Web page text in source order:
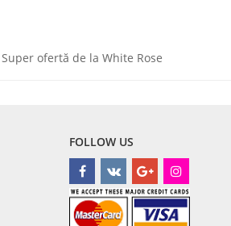
Super ofertă de la White Rose
FOLLOW US